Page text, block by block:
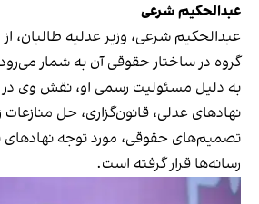
عبدالحکیم شرعی
عبدالحکیم شرعی، وزیر عدلیه طالبان،
گروه در ساختار حقوقی آن به شمار
به دلیل مسئولیت رسمی او، نقش وی
نهادهای عدلی، قانون‌گزاری، حل
تصمیم‌های حقوقی، مورد توجه
رسانه‌ها قرار گرفته است.